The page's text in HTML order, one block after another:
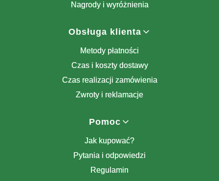
Nagrody i wyróżnienia
Obsługa klienta
Metody płatności
Czas i koszty dostawy
Czas realizacji zamówienia
Zwroty i reklamacje
Pomoc
Jak kupować?
Pytania i odpowiedzi
Regulamin